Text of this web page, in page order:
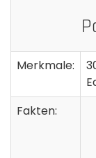
Merkmale:
Fakten: